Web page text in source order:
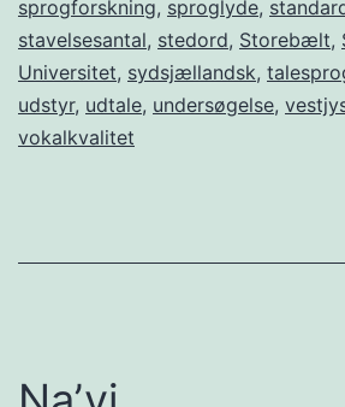
sprogforskning, sproglyde,
stavelsesantal, stedord, Storebælt,
Universitet, sydsjællandsk,
udstyr, udtale, undersøgelse,
vokalkvalitet